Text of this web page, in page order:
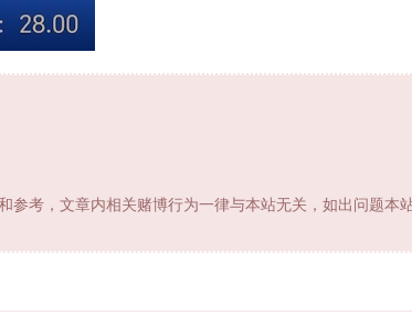
参考，文章内相关赌博行为一律与本站无关，如出问题本